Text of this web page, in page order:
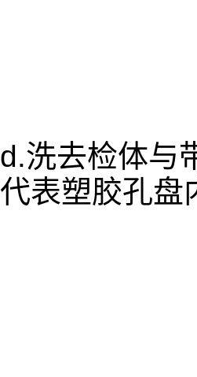
d.洗去检体与
代表塑胶孔盘